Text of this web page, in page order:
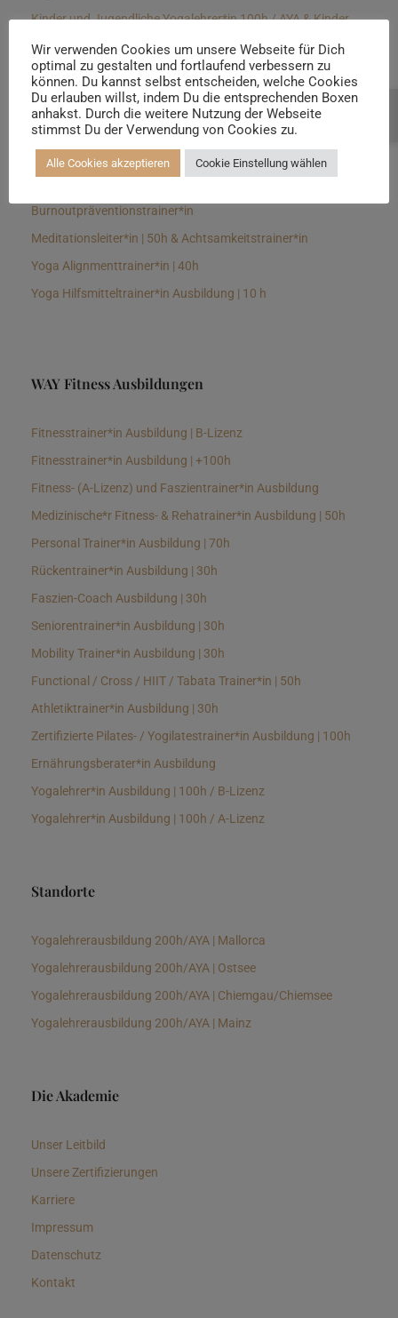
Kinder und Jugendliche Yogalehrer*in 100h / AYA & Kinder
Yin Yogalehrer*in | 100 h & Faszientrainer*in
Hormon Yogalehrer*in / Yogatherapeut*in &
Stressmanagementtrainer*in | 70h
Longevitytrainer*in
Burnoutpräventionstrainer*in
Meditationsleiter*in | 50h & Achtsamkeitstrainer*in
Yoga Alignmenttrainer*in | 40h
Yoga Hilfsmitteltrainer*in Ausbildung | 10 h
WAY Fitness Ausbildungen
Fitnesstrainer*in Ausbildung | B-Lizenz
Fitnesstrainer*in Ausbildung | +100h
Fitness- (A-Lizenz) und Faszientrainer*in Ausbildung
Medizinische*r Fitness- & Rehatrainer*in Ausbildung | 50h
Personal Trainer*in Ausbildung | 70h
Rückentrainer*in Ausbildung | 30h
Faszien-Coach Ausbildung | 30h
Seniorentrainer*in Ausbildung | 30h
Mobility Trainer*in Ausbildung | 30h
Functional / Cross / HIIT / Tabata Trainer*in | 50h
Athletiktrainer*in Ausbildung | 30h
Zertifizierte Pilates- / Yogilatestrainer*in Ausbildung | 100h
Ernährungsberater*in Ausbildung
Yogalehrer*in Ausbildung | 100h / B-Lizenz
Yogalehrer*in Ausbildung | 100h / A-Lizenz
Standorte
Yogalehrerausbildung 200h/AYA | Mallorca
Yogalehrerausbildung 200h/AYA | Ostsee
Yogalehrerausbildung 200h/AYA | Chiemgau/Chiemsee
Yogalehrerausbildung 200h/AYA | Mainz
Die Akademie
Unser Leitbild
Unsere Zertifizierungen
Karriere
Impressum
Datenschutz
Kontakt
Wir verwenden Cookies um unsere Webseite für Dich
optimal zu gestalten und fortlaufend verbessern zu
können. Du kannst selbst entscheiden, welche Cookies
Du erlauben willst, indem Du die entsprechenden Boxen
anhakst. Durch die weitere Nutzung der Webseite
stimmst Du der Verwendung von Cookies zu.
Alle Cookies akzeptieren Cookie Einstellung wählen
Beratung buchen